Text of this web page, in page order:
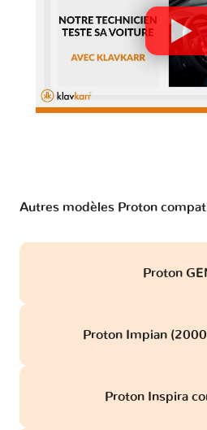
Autres modèles Proton
Proton
Proton Impian
Proton Inspira